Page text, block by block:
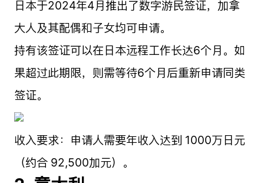
日本于2024年4月推出了数字游民签证，加拿
大人及其配偶和子女均可申请。
持有该签证可以在日本远程工作长达6个月。如
果超过此期限，则需等待6个月后重新申请同类
签证。
收入要求：申请人需要年收入达到 1000万日元
（约合 92,500加元）。